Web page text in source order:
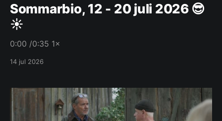
Sommarbio, 12 - 20 juli 2026 😎
☀️
0:00 /0:35 1×
14 jul 2026